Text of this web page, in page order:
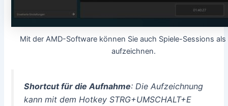
Mit der AMD-Software können Sie auch Spiele-Sessions als
aufzeichnen.
Shortcut für die Aufnahme: Die Aufzeichnung
kann mit dem Hotkey STRG+UMSCHALT+E